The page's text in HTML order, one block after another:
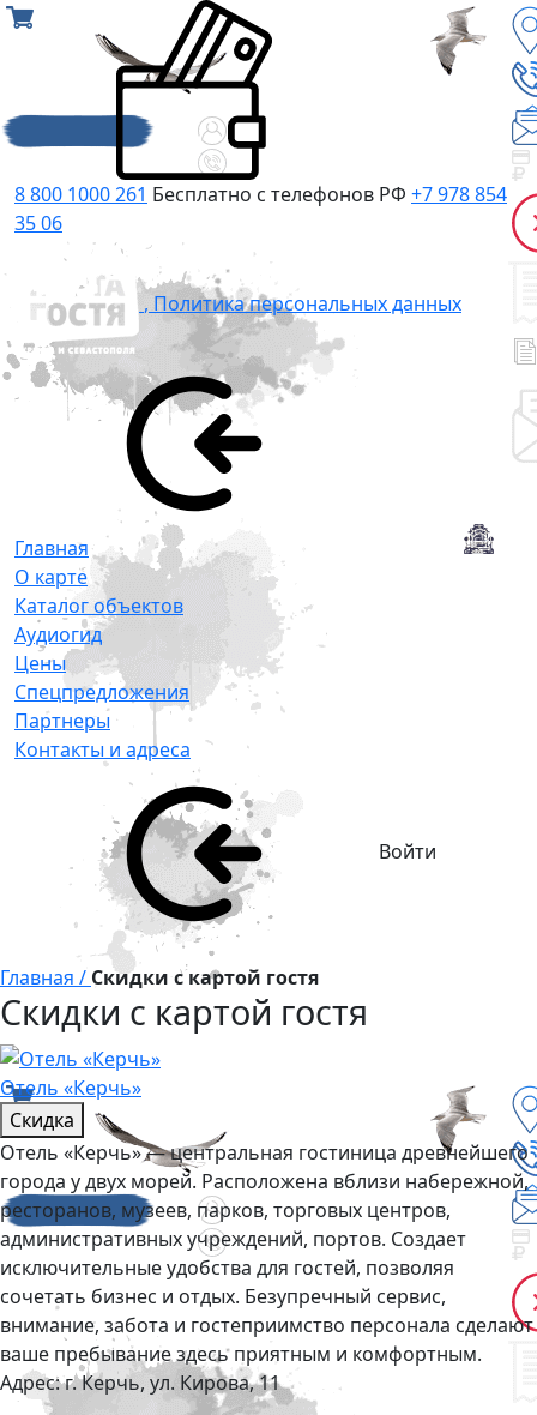
8 800 1000 261 Бесплатно с телефонов РФ +7 978 854
35 06
, Политика персональных данных
Главная
О карте
Каталог объектов
Аудиогид
Цены
Спецпредложения
Партнеры
Контакты и адреса
Войти
Главная / Скидки с картой гостя
Скидки с картой гостя
Отель «Керчь»
Скидка
Отель «Керчь» — центральная гостиница древнейшего
города у двух морей. Расположена вблизи набережной,
ресторанов, музеев, парков, торговых центров,
административных учреждений, портов. Создает
исключительные удобства для гостей, позволяя
сочетать бизнес и отдых. Безупречный сервис,
внимание, забота и гостеприимство персонала сделают
ваше пребывание здесь приятным и комфортным.
Адрес:г. Керчь, ул. Кирова, 11